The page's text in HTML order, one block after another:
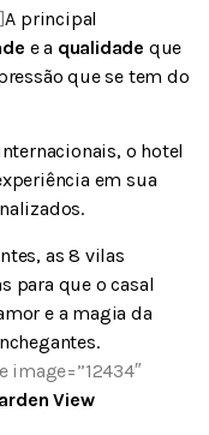
A principal
e a qualidade que
que se tem do
o hotel
em sua
as 8 vilas
para que o casal
e a magia da
View